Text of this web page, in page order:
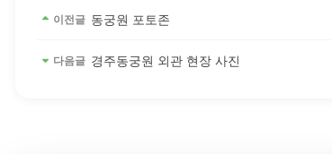
이전글 동궁원 포토존
다음글 경주동궁원 외관 현장 사진